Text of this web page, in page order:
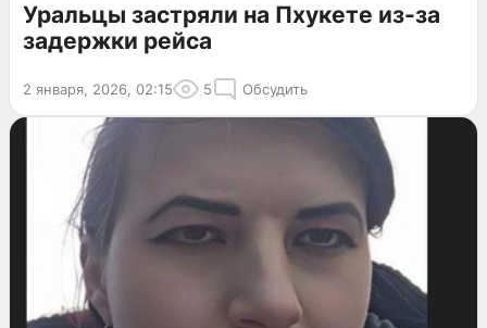
Уральцы застряли на Пхукете из-за
задержки рейса
2 января, 2026, 02:15 5 Обсудить